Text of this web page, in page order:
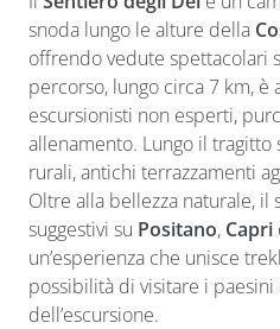
snoda lungo le alture della
offrendo vedute spettacolari
percorso, lungo circa 7 km, è
escursionisti non esperti,
allenamento. Lungo il tragitto
rurali, antichi terrazzamenti
Oltre alla bellezza naturale, il
suggestivi su Positano, Capri
un’esperienza che unisce
possibilità di visitare i paesini
dell’escursione.